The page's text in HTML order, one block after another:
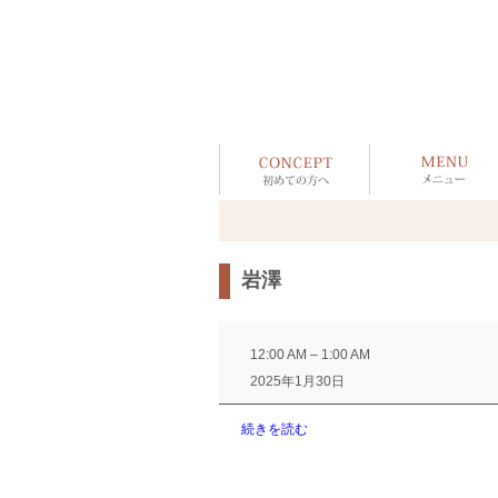
岩澤
12:00 AM – 1:00 AM
2025年1月30日
続きを読む